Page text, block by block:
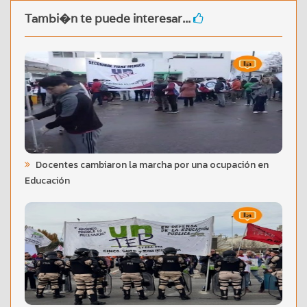
Tambi�n te puede interesar...
Docentes cambiaron la marcha por una ocupación en
Educación